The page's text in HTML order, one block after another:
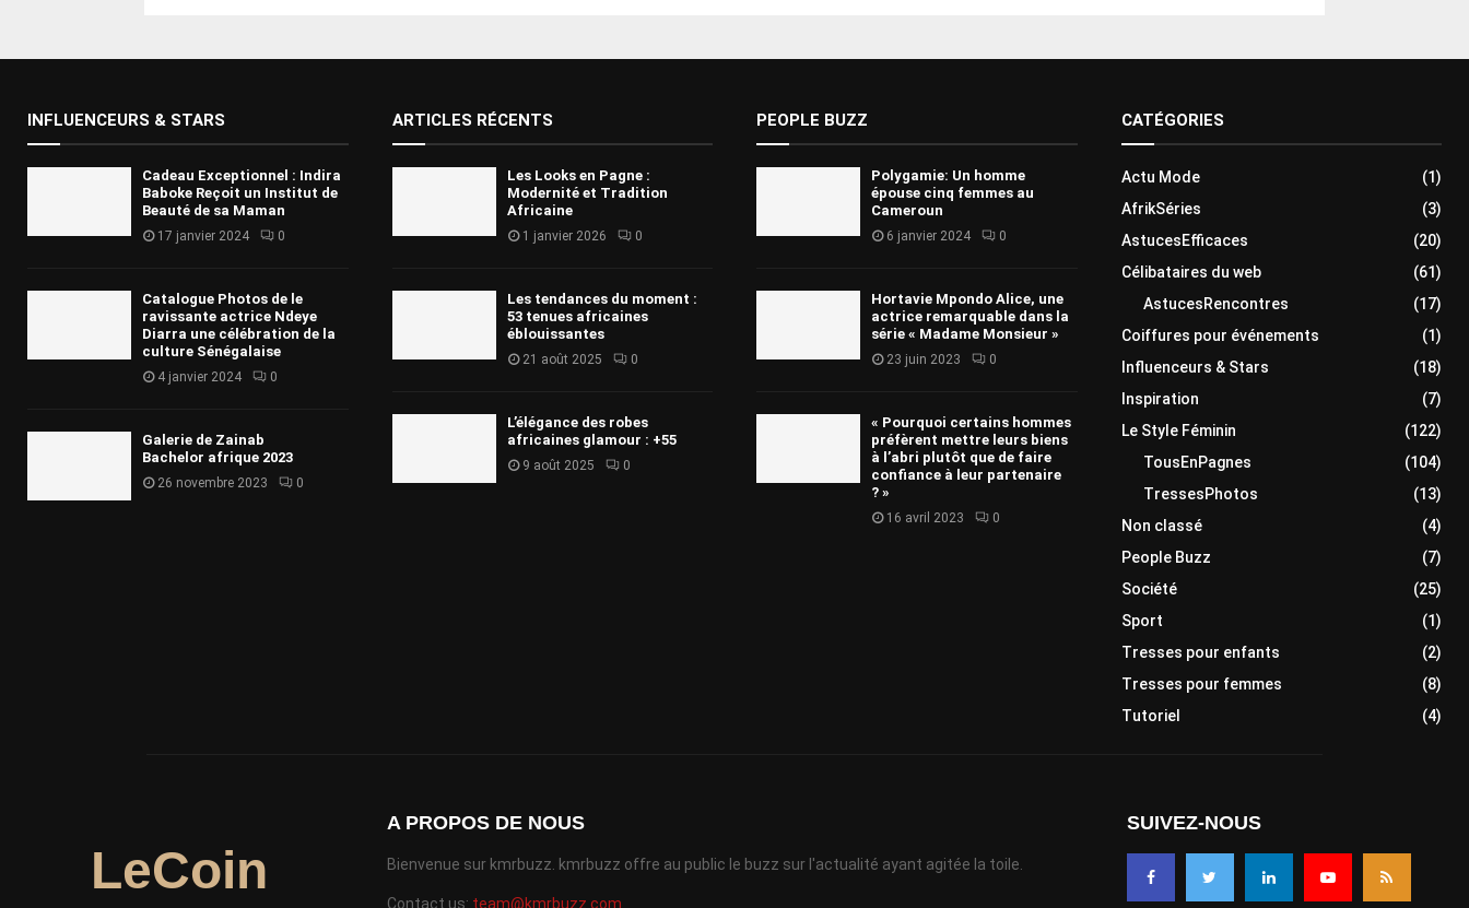
INFLUENCEURS & STARS
Cadeau Exceptionnel : Indira
Baboke Reçoit un Institut de
Beauté de sa Maman
17 janvier 2024 0
Catalogue Photos de le
ravissante actrice Ndeye
Diarra une célébration de la
culture Sénégalaise
4 janvier 2024 0
Galerie de Zainab
Bachelor afrique 2023
26 novembre 2023 0
ARTICLES RÉCENTS
Les Looks en Pagne :
Modernité et Tradition
Africaine
1 janvier 2026 0
Les tendances du moment :
53 tenues africaines
éblouissantes
21 août 2025 0
L’élégance des robes
africaines glamour : +55
9 août 2025 0
PEOPLE BUZZ
Polygamie: Un homme
épouse cinq femmes au
Cameroun
6 janvier 2024 0
Hortavie Mpondo Alice, une
actrice remarquable dans la
série « Madame Monsieur »
23 juin 2023 0
« Pourquoi certains hommes
préfèrent mettre leurs biens
à l’abri plutôt que de faire
confiance à leur partenaire
? »
16 avril 2023 0
CATÉGORIES
Actu Mode
(1)
AfrikSéries
(3)
AstucesEfficaces
(20)
Célibataires du web
(61)
AstucesRencontres
(17)
Coiffures pour événements
(1)
Influenceurs & Stars
(18)
Inspiration
(7)
Le Style Féminin
(122)
TousEnPagnes
(104)
TressesPhotos
(13)
Non classé
(4)
People Buzz
(7)
Société
(25)
Sport
(1)
Tresses pour enfants
(2)
Tresses pour femmes
(8)
Tutoriel
(4)
LeCoin
A PROPOS DE NOUS
Bienvenue sur kmrbuzz. kmrbuzz offre au public le buzz sur l'actualité ayant agitée la toile.
Contact us: team@kmrbuzz.com
SUIVEZ-NOUS